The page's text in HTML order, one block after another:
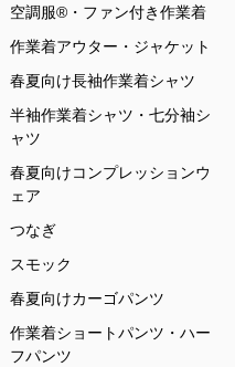
空調服®・ファン付き作業着
作業着アウター・ジャケット
春夏向け長袖作業着シャツ
半袖作業着シャツ・七分袖シ
ャツ
春夏向けコンプレッションウ
ェア
つなぎ
スモック
春夏向けカーゴパンツ
作業着ショートパンツ・ハー
フパンツ